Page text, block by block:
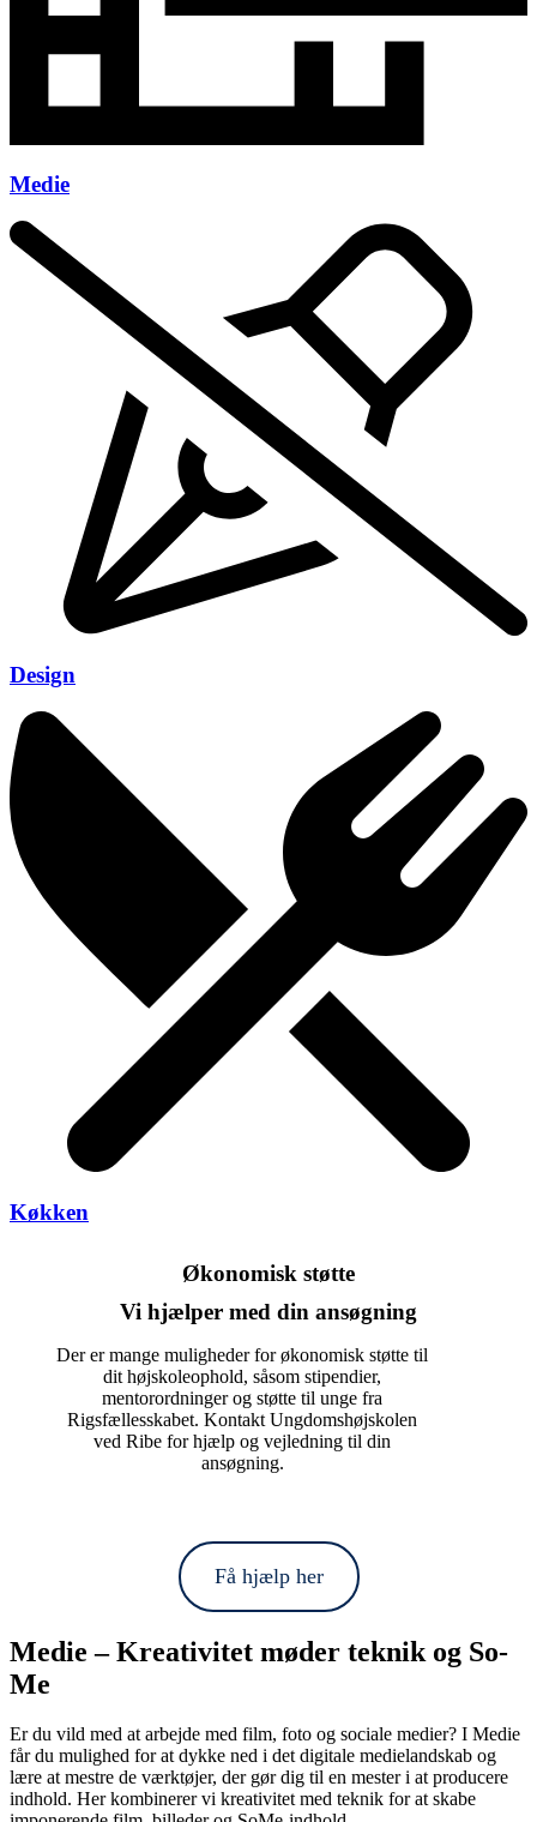
Medie
Design
Køkken
Økonomisk støtte
Vi hjælper med din ansøgning
Der er mange muligheder for økonomisk støtte til
dit højskoleophold, såsom stipendier,
mentorordninger og støtte til unge fra
Rigsfællesskabet. Kontakt Ungdomshøjskolen
ved Ribe for hjælp og vejledning til din
ansøgning.
Få hjælp her
Medie – Kreativitet møder teknik og So-
Me
Er du vild med at arbejde med film, foto og sociale medier? I Medie
får du mulighed for at dykke ned i det digitale medielandskab og
lære at mestre de værktøjer, der gør dig til en mester i at producere
indhold. Her kombinerer vi kreativitet med teknik for at skabe